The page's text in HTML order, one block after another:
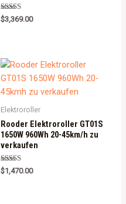
Rated
5.00
$3,369.00
Elektroroller
Rooder Elektroroller GT01S
1650W 960Wh 20-45km/h zu
verkaufen
Rated
5.00
$1,470.00